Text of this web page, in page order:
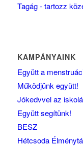
Tagág - tartozz
KAMPÁNYAINK
Együtt a
Működjünk együtt!
Jókedvvel az
Együtt segítünk!
BESZ
Hétcsoda